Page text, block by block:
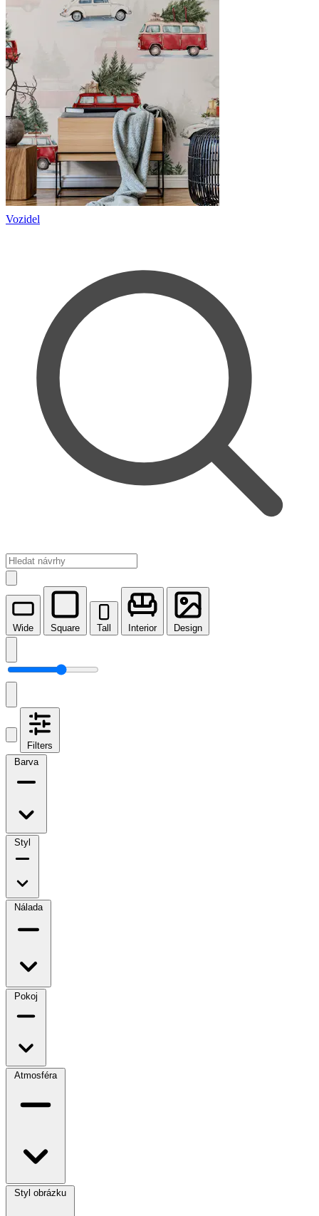
Vozidel
Wide Square Tall Interior Design
Filters
Barva
Styl
Nálada
Pokoj
Atmosféra
Styl obrázku